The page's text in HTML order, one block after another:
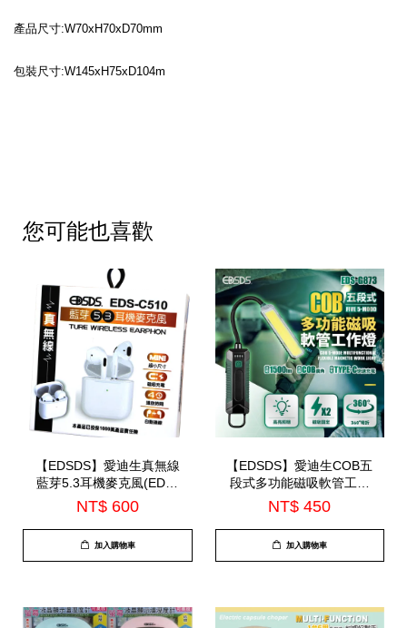
產品尺寸:W70xH70xD70mm
包裝尺寸:W145xH75xD104m
您可能也喜歡
【EDSDS】愛迪生真無線
藍芽5.3耳機麥克風(EDS-
C510)-7月底到貨
NT$ 600
加入購物車
【EDSDS】愛迪生COB五
段式多功能磁吸軟管工作
燈(EDS-G873)
NT$ 450
加入購物車